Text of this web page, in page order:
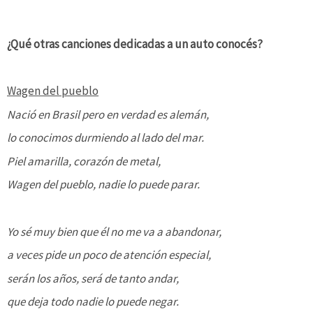
¿Qué otras canciones dedicadas a un auto conocés?
Wagen del pueblo
Nació en Brasil pero en verdad es alemán,
lo conocimos durmiendo al lado del mar.
Piel amarilla, corazón de metal,
Wagen del pueblo, nadie lo puede parar.
Yo sé muy bien que él no me va a abandonar,
a veces pide un poco de atención especial,
serán los años, será de tanto andar,
que deja todo nadie lo puede negar.